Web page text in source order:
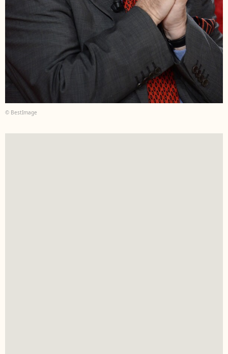
© BestImage